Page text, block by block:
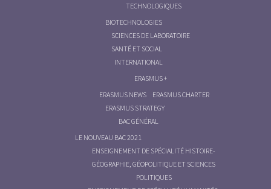
TECHNOLOGIQUES
BIOTECHNOLOGIES
SCIENCES DE LABORATOIRE
SANTÉ ET SOCIAL
INTERNATIONAL
ERASMUS +
ERASMUS NEWS
ERASMUS CHARTER
ERASMUS STRATEGY
BAC GÉNÉRAL
LE NOUVEAU BAC 2021
ENSEIGNEMENT DE SPÉCIALITÉ HISTOIRE-
GÉOGRAPHIE, GÉOPOLITIQUE ET SCIENCES
POLITIQUES